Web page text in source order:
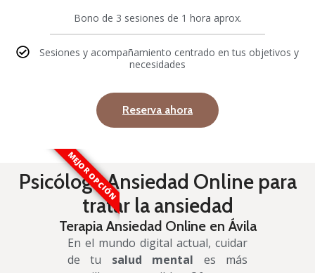
Bono de 3 sesiones de 1 hora aprox.
Sesiones y acompañamiento centrado en tus objetivos y
necesidades
Reserva ahora
MEJOR OPCIÓN
Psicóloga Ansiedad Online para
tratar la ansiedad
Terapia Ansiedad Online en Ávila
En el mundo digital actual, cuidar
de tu salud mental es más